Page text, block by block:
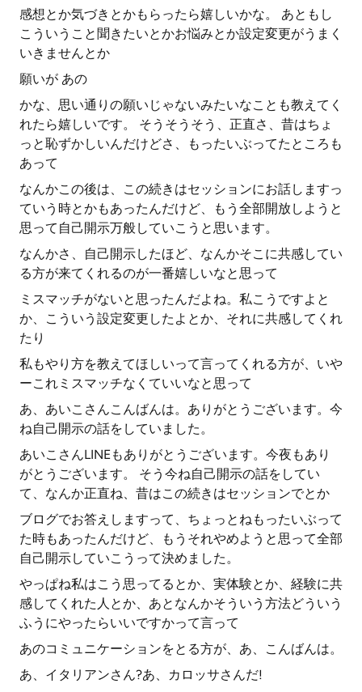
感想とか気づきとかもらったら嬉しいかな。 あともし
こういうこと聞きたいとかお悩みとか設定変更がうまく
いきませんとか
願いが あの
かな、思い通りの願いじゃないみたいなことも教えてく
れたら嬉しいです。 そうそうそう、正直さ、昔はちょ
っと恥ずかしいんだけどさ、もったいぶってたところも
あって
なんかこの後は、この続きはセッションにお話しますっ
ていう時とかもあったんだけど、もう全部開放しようと
思って自己開示万般していこうと思います。
なんかさ、自己開示したほど、なんかそこに共感してい
る方が来てくれるのが一番嬉しいなと思って
ミスマッチがないと思ったんだよね。私こうですよと
か、こういう設定変更したよとか、それに共感してくれ
たり
私もやり方を教えてほしいって言ってくれる方が、いや
ーこれミスマッチなくていいなと思って
あ、あいこさんこんばんは。ありがとうございます。今
ね自己開示の話をしていました。
あいこさんLINEもありがとうございます。今夜もあり
がとうございます。 そう今ね自己開示の話をしてい
て、なんか正直ね、昔はこの続きはセッションでとか
ブログでお答えしますって、ちょっとねもったいぶって
た時もあったんだけど、もうそれやめようと思って全部
自己開示していこうって決めました。
やっぱね私はこう思ってるとか、実体験とか、経験に共
感してくれた人とか、あとなんかそういう方法どういう
ふうにやったらいいですかって言って
あのコミュニケーションをとる方が、あ、こんばんは。
あ、イタリアンさん?あ、カロッサさんだ!